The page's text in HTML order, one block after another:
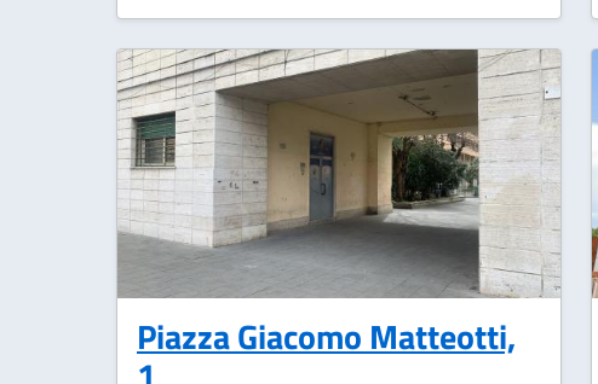
Piazza Giacomo Matteotti,